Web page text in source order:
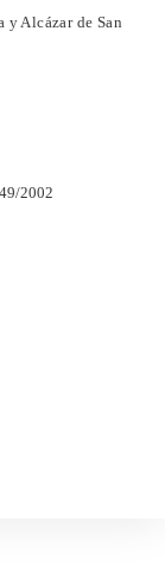
y Alcázar de San
2002